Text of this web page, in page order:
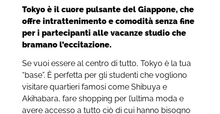
Tokyo è il cuore pulsante del Giappone, che
offre intrattenimento e comodità senza fine
per i partecipanti alle vacanze studio che
bramano l’eccitazione.
Se vuoi essere al centro di tutto, Tokyo è la tua
“base”. È perfetta per gli studenti che vogliono
visitare quartieri famosi come Shibuya e
Akihabara, fare shopping per l’ultima moda e
avere accesso a tutto ciò di cui hanno bisogno